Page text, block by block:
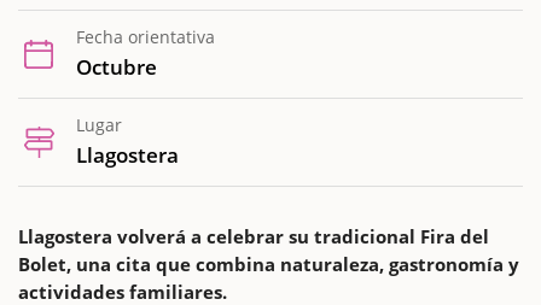
Fecha orientativa
Octubre
Lugar
Llagostera
Llagostera volverá a celebrar su tradicional Fira del
Bolet, una cita que combina naturaleza, gastronomía y
actividades familiares.